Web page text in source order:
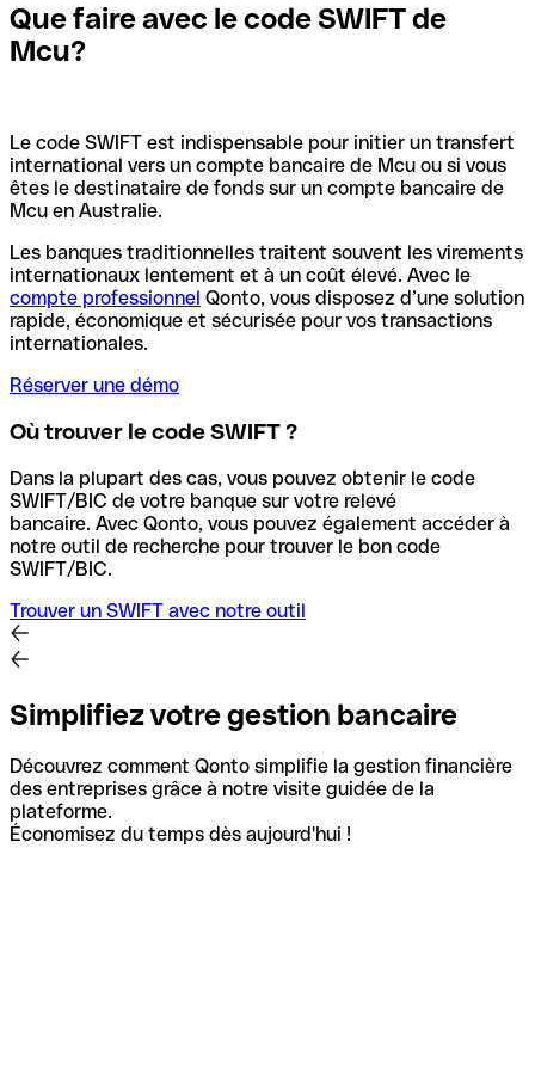
Que faire avec le code SWIFT de
Mcu?
Le code SWIFT est indispensable pour initier un transfert
international vers un compte bancaire de Mcu ou si vous
êtes le destinataire de fonds sur un compte bancaire de
Mcu en Australie.
Les banques traditionnelles traitent souvent les virements
internationaux lentement et à un coût élevé. Avec le
compte professionnel Qonto, vous disposez d’une solution
rapide, économique et sécurisée pour vos transactions
internationales.
Réserver une démo
Où trouver le code SWIFT ?
Dans la plupart des cas, vous pouvez obtenir le code
SWIFT/BIC de votre banque sur votre relevé
bancaire. Avec Qonto, vous pouvez également accéder à
notre outil de recherche pour trouver le bon code
SWIFT/BIC.
Trouver un SWIFT avec notre outil
Simplifiez votre gestion bancaire
Découvrez comment Qonto simplifie la gestion financière
des entreprises grâce à notre visite guidée de la
plateforme.
Économisez du temps dès aujourd'hui !